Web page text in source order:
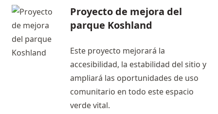
Proyecto de mejora del
parque Koshland
Este proyecto mejorará la
accesibilidad, la estabilidad del sitio y
ampliará las oportunidades de uso
comunitario en todo este espacio
verde vital.